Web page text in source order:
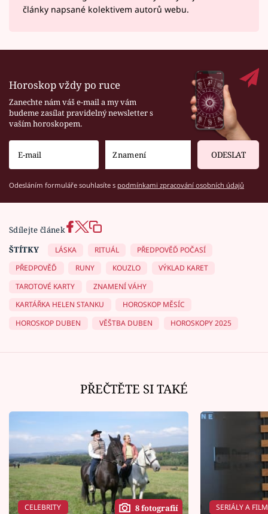
články napsané kolektivem autorů webu.
Horoskop vždy po ruce
Zanechte nám váš e-mail a my vám
budeme zasílat pravidelný newsletter s
vaším horoskopem.
ODESLAT
Odesláním formuláře souhlasíte s podmínkami zpracování osobních údajů
Sdílejte článek
ŠTÍTKY
LÁSKA RITUÁL
PŘEDPOVĚĎ POČASÍ
PŘEDPOVĚĎ
RUNY KOUZLO
VÝKLAD KARET
TAROTOVÉ KARTY
ZNAMENÍ VÁHY
KARTÁŘKA HELEN STANKU
HOROSKOP MĚSÍC
HOROSKOP DUBEN
VĚŠTBA DUBEN HOROSKOPY 2025
PŘEČTĚTE SI TAKÉ
CELEBRITY 8 fotografií SERIÁLY A